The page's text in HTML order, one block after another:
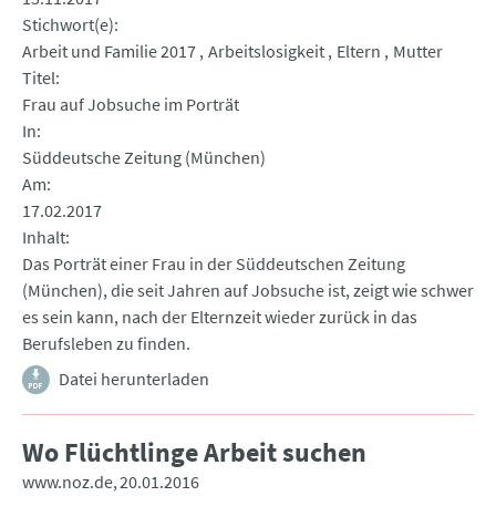
Stichwort(e)
Arbeit und Familie 2017 Arbeitslosigkeit Eltern
Mutter
Titel
Frau auf Jobsuche im Porträt
In
Süddeutsche Zeitung (München)
Am
17.02.2017
Inhalt
Das Porträt einer Frau in der Süddeutschen Zeitung
(München), die seit Jahren auf Jobsuche ist, zeigt wie schwer
es sein kann, nach der Elternzeit wieder zurück in das
Berufsleben zu finden.
Datei herunterladen
Wo Flüchtlinge Arbeit suchen
www.noz.de 20.01.2016